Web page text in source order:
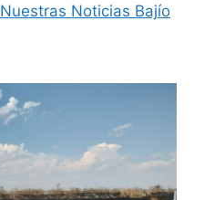
Nuestras Noticias Bajío